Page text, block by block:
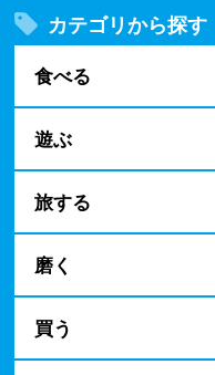
カテゴリから探す
食べる
遊ぶ
旅する
磨く
買う